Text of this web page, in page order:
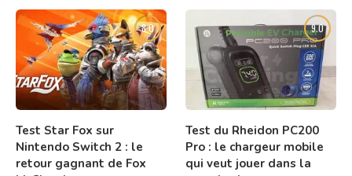
8.0
Test Star Fox sur
Nintendo Switch 2 : le
retour gagnant de Fox
9.0
Test du Rheidon PC200
Pro : le chargeur mobile
qui veut jouer dans la